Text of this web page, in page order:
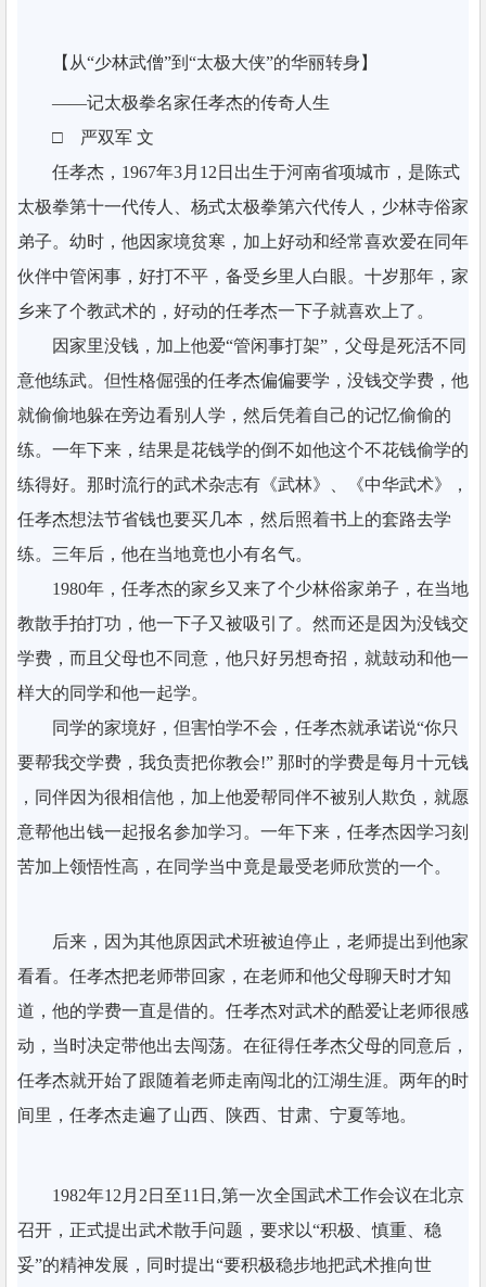
【从“少林武僧”到“太极大侠”的华丽转身】
——记太极拳名家任孝杰的传奇人生
□ 严双军 文
任孝杰，1967年3月12日出生于河南省项城市，是陈式
太极拳第十一代传人、杨式太极拳第六代传人，少林寺俗家
弟子。幼时，他因家境贫寒，加上好动和经常喜欢爱在同年
伙伴中管闲事，好打不平，备受乡里人白眼。十岁那年，家
乡来了个教武术的，好动的任孝杰一下子就喜欢上了。
因家里没钱，加上他爱“管闲事打架”，父母是死活不同
意他练武。但性格倔强的任孝杰偏偏要学，没钱交学费，他
就偷偷地躲在旁边看别人学，然后凭着自己的记忆偷偷的
练。一年下来，结果是花钱学的倒不如他这个不花钱偷学的
练得好。那时流行的武术杂志有《武林》、《中华武术》，
任孝杰想法节省钱也要买几本，然后照着书上的套路去学
练。三年后，他在当地竟也小有名气。
1980年，任孝杰的家乡又来了个少林俗家弟子，在当地
教散手拍打功，他一下子又被吸引了。然而还是因为没钱交
学费，而且父母也不同意，他只好另想奇招，就鼓动和他一
样大的同学和他一起学。
同学的家境好，但害怕学不会，任孝杰就承诺说“你只
要帮我交学费，我负责把你教会!” 那时的学费是每月十元钱
，同伴因为很相信他，加上他爱帮同伴不被别人欺负，就愿
意帮他出钱一起报名参加学习。一年下来，任孝杰因学习刻
苦加上领悟性高，在同学当中竟是最受老师欣赏的一个。
后来，因为其他原因武术班被迫停止，老师提出到他家
看看。任孝杰把老师带回家，在老师和他父母聊天时才知
道，他的学费一直是借的。任孝杰对武术的酷爱让老师很感
动，当时决定带他出去闯荡。在征得任孝杰父母的同意后，
任孝杰就开始了跟随着老师走南闯北的江湖生涯。两年的时
间里，任孝杰走遍了山西、陕西、甘肃、宁夏等地。
1982年12月2日至11日,第一次全国武术工作会议在北京
召开，正式提出武术散手问题，要求以“积极、慎重、稳
妥”的精神发展，同时提出“要积极稳步地把武术推向世